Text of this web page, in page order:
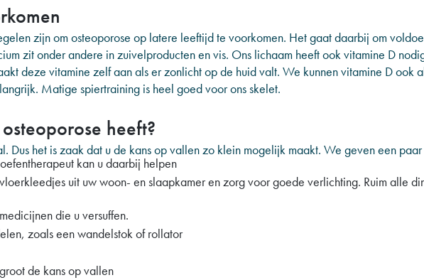
zijn om osteoporose op latere leeftijd te voorkomen. Het gaat daarbij om
zit onder andere in zuivelproducten en vis. Ons lichaam heeft ook vitamine D
deze vitamine zelf aan als er zonlicht op de huid valt. We kunnen vitamine D ook
Matige spiertraining is heel goed voor ons skelet.
heeft?
Dus het is zaak dat u de kans op vallen zo klein mogelijk maakt. We geven een paar
kan u daarbij helpen
uit uw woon- en slaapkamer en zorg voor goede verlichting. Ruim alle
die u versuffen.
zoals een wandelstok of rollator
de kans op vallen